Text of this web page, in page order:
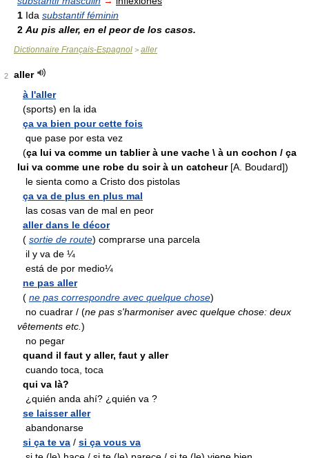
1 Ida substantif féminin
2 Au pis aller, en el peor de los casos.
Dictionnaire Français-Espagnol > aller
2
aller
à l'aller
(sports) en la ida
ça va bien pour cette fois
que pase por esta vez
(ça lui va comme un tablier à une vache \ à un cochon / ça
lui va comme une robe du soir à un catcheur[A. Boudard])
le sienta como a Cristo dos pistolas
ça va de plus en plus mal
las cosas van de mal en peor
aller dans le décor
( sortie de route) comprarse una parcela
il y va de ¼
está de por medio¼
ne pas aller
( ne pas correspondre avec quelque chose)
no cuadrar / (ne pas s'harmoniser avec quelque chose: deux
vêtements etc. )
no pegar
quand il faut y aller, faut y aller
cuando toca, toca
qui va là?
¿quién anda ahí? ¿quién va ?
se laisser aller
abandonarse
si ça te va / si ça vous va